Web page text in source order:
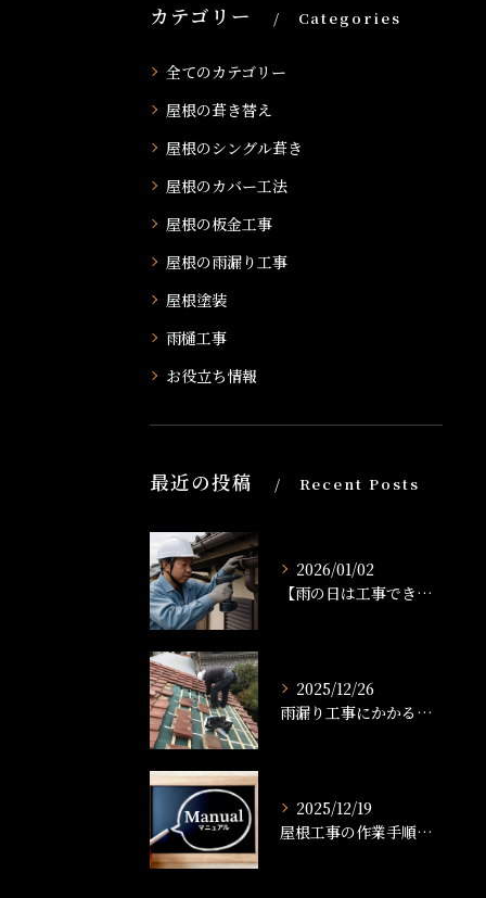
カテゴリー Categories
全てのカテゴリー
屋根の葺き替え
屋根のシングル葺き
屋根のカバー工法
屋根の板金工事
屋根の雨漏り工事
屋根塗装
雨樋工事
お役立ち情報
最近の投稿 Recent Posts
2026/01/02
【雨の日は工事できる？】雨樋工事のタイミングと注意点を解説！
2025/12/26
雨漏り工事にかかる時間は？修理の流れと工期の目安を解説
2025/12/19
屋根工事の作業手順書とは？工事の流れや準備、品質管理まで徹底解説